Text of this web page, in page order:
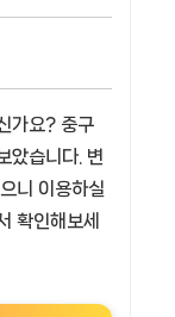
가요? 중구
았습니다. 변
니 이용하실
확인해보세